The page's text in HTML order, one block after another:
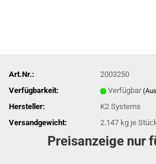
Art.Nr.:
2003250
Verfügbarkeit:
Verfügbar
Hersteller:
K2 Systems
Versandgewicht:
2.147 kg je
Preisanzeige nur